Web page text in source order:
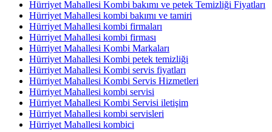
Hürriyet Mahallesi Kombi bakımı ve petek Temizliği Fiyatları
Hürriyet Mahallesi kombi bakımı ve tamiri
Hürriyet Mahallesi kombi firmaları
Hürriyet Mahallesi kombi firması
Hürriyet Mahallesi Kombi Markaları
Hürriyet Mahallesi Kombi petek temizliği
Hürriyet Mahallesi Kombi servis fiyatları
Hürriyet Mahallesi Kombi Servis Hizmetleri
Hürriyet Mahallesi kombi servisi
Hürriyet Mahallesi Kombi Servisi iletişim
Hürriyet Mahallesi kombi servisleri
Hürriyet Mahallesi kombici